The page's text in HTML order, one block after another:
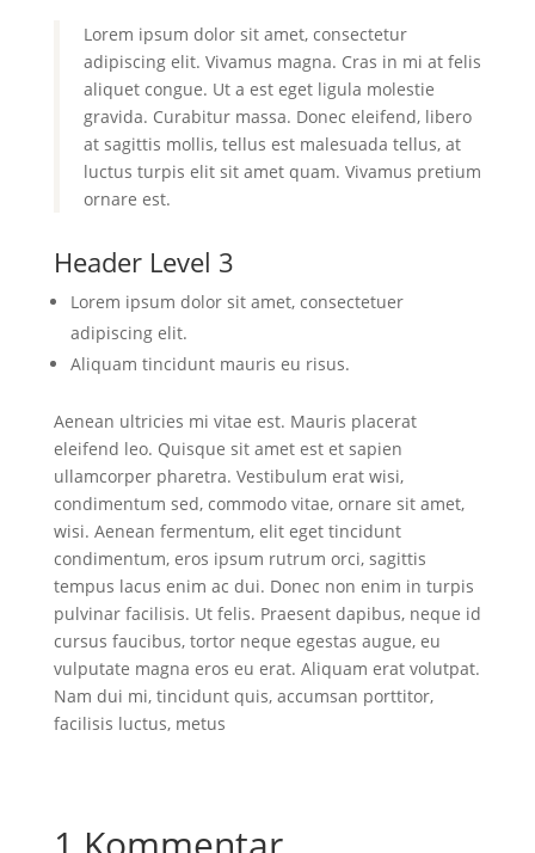
Lorem ipsum dolor sit amet, consectetur
adipiscing elit. Vivamus magna. Cras in mi at felis
aliquet congue. Ut a est eget ligula molestie
gravida. Curabitur massa. Donec eleifend, libero
at sagittis mollis, tellus est malesuada tellus, at
luctus turpis elit sit amet quam. Vivamus pretium
ornare est.
Header Level 3
Lorem ipsum dolor sit amet, consectetuer
adipiscing elit.
Aliquam tincidunt mauris eu risus.
Aenean ultricies mi vitae est. Mauris placerat
eleifend leo. Quisque sit amet est et sapien
ullamcorper pharetra. Vestibulum erat wisi,
condimentum sed, commodo vitae, ornare sit amet,
wisi. Aenean fermentum, elit eget tincidunt
condimentum, eros ipsum rutrum orci, sagittis
tempus lacus enim ac dui. Donec non enim in turpis
pulvinar facilisis. Ut felis. Praesent dapibus, neque id
cursus faucibus, tortor neque egestas augue, eu
vulputate magna eros eu erat. Aliquam erat volutpat.
Nam dui mi, tincidunt quis, accumsan porttitor,
facilisis luctus, metus